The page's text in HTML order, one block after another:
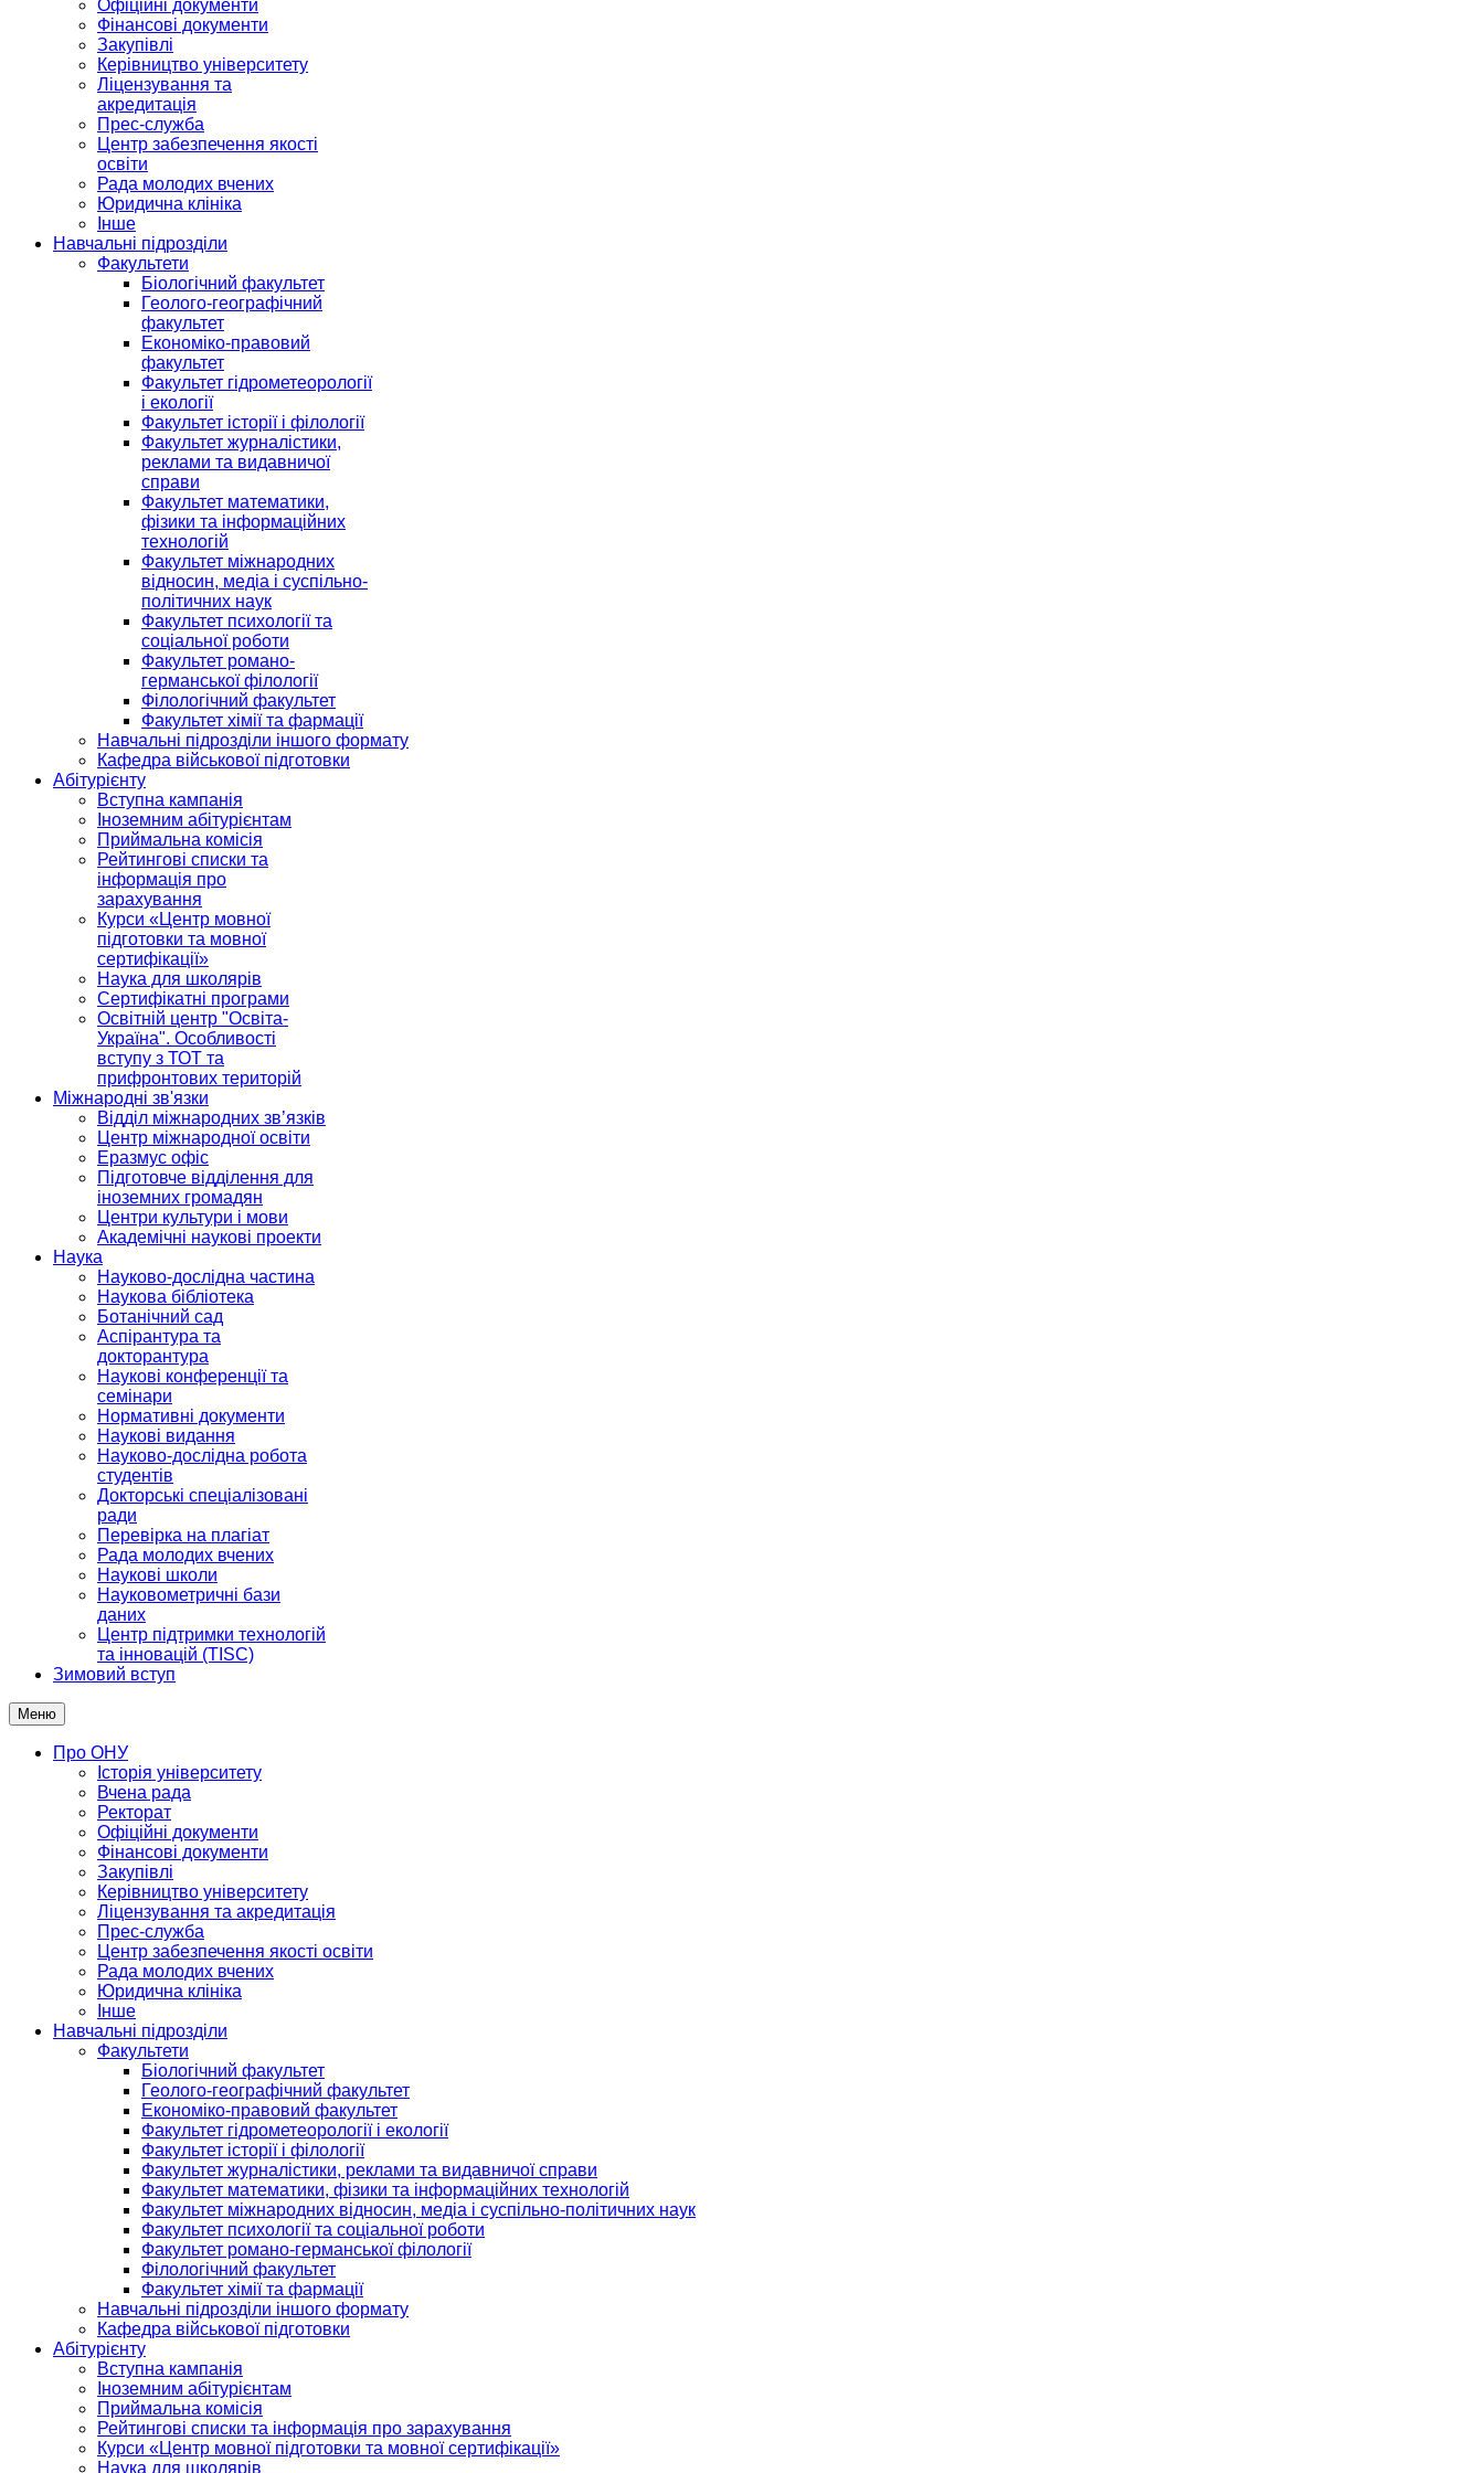
Офіційні документи
Фінансові документи
Закупівлі
Керівництво університету
Ліцензування та
акредитація
Прес-служба
Центр забезпечення якості
освіти
Рада молодих вчених
Юридична клініка
Інше
Навчальні підрозділи
Факультети
Біологічний факультет
Геолого-географічний
факультет
Економіко-правовий
факультет
Факультет гідрометеорології
і екології
Факультет історії і філології
Факультет журналістики,
реклами та видавничої
справи
Факультет математики,
фізики та інформаційних
технологій
Факультет міжнародних
відносин, медіа і суспільно-
політичних наук
Факультет психології та
соціальної роботи
Факультет романо-
германської філології
Філологічний факультет
Факультет хімії та фармації
Навчальні підрозділи іншого формату
Кафедра військової підготовки
Абітурієнту
Вступна кампанія
Іноземним абітурієнтам
Приймальна комісія
Рейтингові списки та
інформація про
зарахування
Курси «Центр мовної
підготовки та мовної
сертифікації»
Наука для школярів
Сертифікатні програми
Освітній центр "Освіта-
Україна". Особливості
вступу з ТОТ та
прифронтових територій
Міжнародні зв'язки
Відділ міжнародних зв’язків
Центр міжнародної освіти
Еразмус офіс
Підготовче відділення для
іноземних громадян
Центри культури і мови
Академічні наукові проекти
Наука
Науково-дослідна частина
Наукова бібліотека
Ботанічний сад
Аспірантура та
докторантура
Наукові конференції та
семінари
Нормативні документи
Наукові видання
Науково-дослідна робота
студентів
Докторські спеціалізовані
ради
Перевірка на плагіат
Рада молодих вчених
Наукові школи
Науковометричні бази
даних
Центр підтримки технологій
та інновацій (TISC)
Зимовий вступ
Меню
Про ОНУ
Історія університету
Вчена рада
Ректорат
Офіційні документи
Фінансові документи
Закупівлі
Керівництво університету
Ліцензування та акредитація
Прес-служба
Центр забезпечення якості освіти
Рада молодих вчених
Юридична клініка
Інше
Навчальні підрозділи
Факультети
Біологічний факультет
Геолого-географічний факультет
Економіко-правовий факультет
Факультет гідрометеорології і екології
Факультет історії і філології
Факультет журналістики, реклами та видавничої справи
Факультет математики, фізики та інформаційних технологій
Факультет міжнародних відносин, медіа і суспільно-політичних наук
Факультет психології та соціальної роботи
Факультет романо-германської філології
Філологічний факультет
Факультет хімії та фармації
Навчальні підрозділи іншого формату
Кафедра військової підготовки
Абітурієнту
Вступна кампанія
Іноземним абітурієнтам
Приймальна комісія
Рейтингові списки та інформація про зарахування
Курси «Центр мовної підготовки та мовної сертифікації»
Наука для школярів